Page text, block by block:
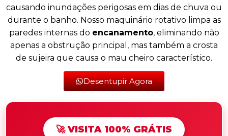
causando inundações perigosas em dias de chuva ou
durante o banho. Nosso maquinário rotativo limpa as
paredes internas do encanamento, eliminando não
apenas a obstrução principal, mas também a crosta
de sujeira que causa o mau cheiro característico.
Desentupir Agora
🚀 VISITA 100% GRÁTIS